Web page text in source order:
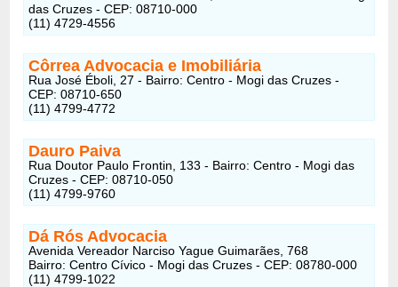
das Cruzes - CEP: 08710-000
(11) 4729-4556
Côrrea Advocacia e Imobiliária
Rua José Éboli, 27 - Bairro: Centro - Mogi das Cruzes -
CEP: 08710-650
(11) 4799-4772
Dauro Paiva
Rua Doutor Paulo Frontin, 133 - Bairro: Centro - Mogi das
Cruzes - CEP: 08710-050
(11) 4799-9760
Dá Rós Advocacia
Avenida Vereador Narciso Yague Guimarães, 768
Bairro: Centro Cívico - Mogi das Cruzes - CEP: 08780-000
(11) 4799-1022